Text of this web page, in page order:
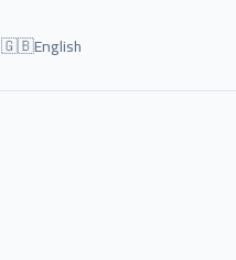
🇬🇧English